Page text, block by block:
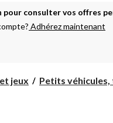
pour consulter vos offres
Adhérez maintenant
jeux Petits véhicules,